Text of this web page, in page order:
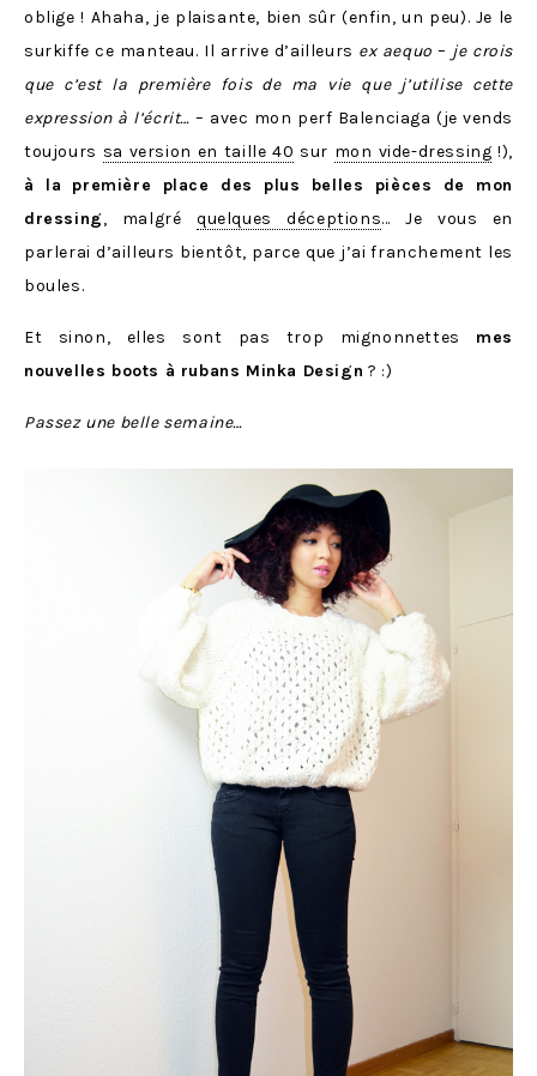
oblige ! Ahaha, je plaisante, bien sûr (enfin, un peu). Je le
surkiffe ce manteau. Il arrive d’ailleurs ex aequo – je crois
que c’est la première fois de ma vie que j’utilise cette
expression à l’écrit… – avec mon perf Balenciaga (je vends
toujours sa version en taille 40 sur mon vide-dressing !),
à la première place des plus belles pièces de mon
dressing, malgré quelques déceptions… Je vous en
parlerai d’ailleurs bientôt, parce que j’ai franchement les
boules.
Et sinon, elles sont pas trop mignonnettes mes
nouvelles boots à rubans Minka Design ? :)
Passez une belle semaine…